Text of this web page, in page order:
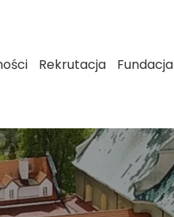
Rekrutacja Fundacja